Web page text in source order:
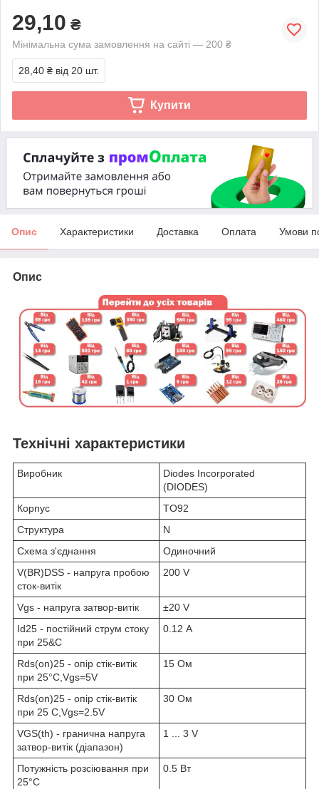
29,10 ₴
Мінімальна сума замовлення на сайті — 200 ₴
28,40 ₴ від 20 шт.
Купити
Опис Характеристики Доставка Оплата Умови
Опис
Технічні характеристики
Виробник
Diodes Incorporated
(DIODES)
Корпус
TO92
Структура
N
Схема з'єднання
Одиночний
V(BR)DSS - напруга пробою
сток-витік
200 V
Vgs - напруга затвор-витік
±20 V
Id25 - постійний струм стоку
при 25&C
0.12 А
Rds(on)25 - опір стік-витік
при 25°C,Vgs=5V
15 Ом
Rds(on)25 - опір стік-витік
при 25 C,Vgs=2.5V
30 Ом
VGS(th) - гранична напруга
затвор-витік (діапазон)
1 ... 3 V
Потужність розсіювання при
25°C
0.5 Вт